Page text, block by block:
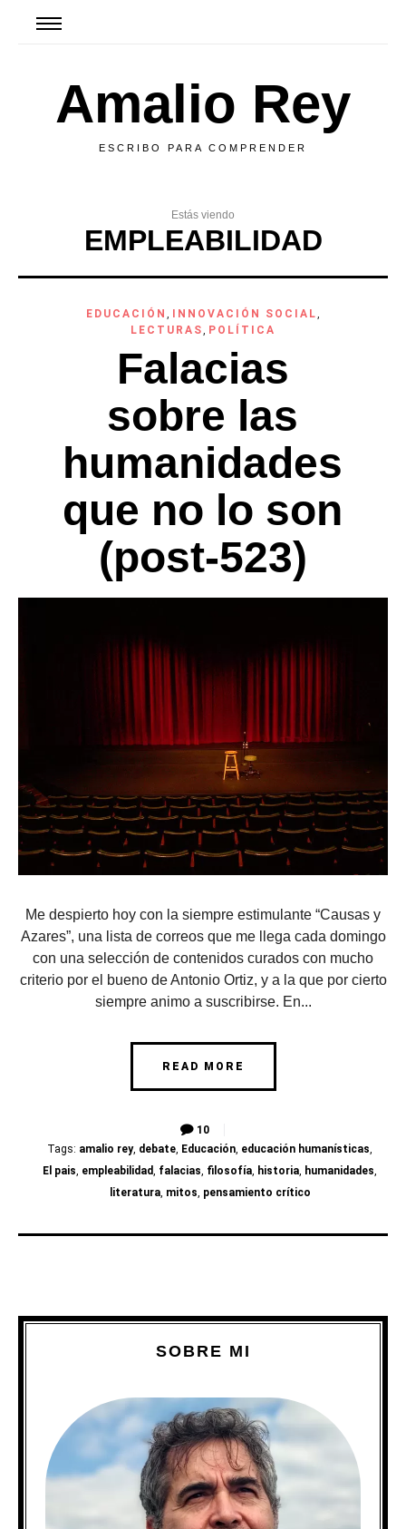
Amalio Rey
ESCRIBO PARA COMPRENDER
Estás viendo
EMPLEABILIDAD
EDUCACIÓN , INNOVACIÓN SOCIAL,
LECTURAS, POLÍTICA
Falacias
sobre las
humanidades
que no lo son
(post-523)
Me despierto hoy con la siempre estimulante “Causas y
Azares”, una lista de correos que me llega cada domingo
con una selección de contenidos curados con mucho
criterio por el bueno de Antonio Ortiz, y a la que por cierto
siempre animo a suscribirse. En...
READ MORE
10
Tags: amalio rey, debate, Educación, educación humanísticas,
El pais, empleabilidad, falacias, filosofía, historia, humanidades,
literatura, mitos, pensamiento crítico
SOBRE MI